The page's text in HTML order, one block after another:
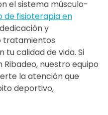
el sistema músculo-
de fisioterapia en
y
tratamientos
tu calidad de vida. Si
nuestro equipo
la atención que
deportivo,